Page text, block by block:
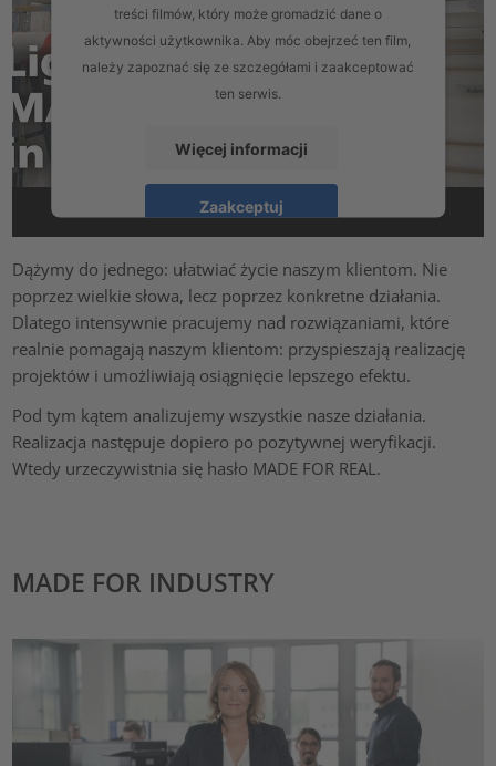
treści filmów, który może gromadzić dane o
aktywności użytkownika. Aby móc obejrzeć ten film,
należy zapoznać się ze szczegółami i zaakceptować
ten serwis.
Więcej informacji
Zaakceptuj
Dążymy do jednego: ułatwiać życie naszym klientom. Nie
poprzez wielkie słowa, lecz poprzez konkretne działania.
Dlatego intensywnie pracujemy nad rozwiązaniami, które
realnie pomagają naszym klientom: przyspieszają realizację
projektów i umożliwiają osiągnięcie lepszego efektu.
Pod tym kątem analizujemy wszystkie nasze działania.
Realizacja następuje dopiero po pozytywnej weryfikacji.
Wtedy urzeczywistnia się hasło MADE FOR REAL.
MADE FOR INDUSTRY